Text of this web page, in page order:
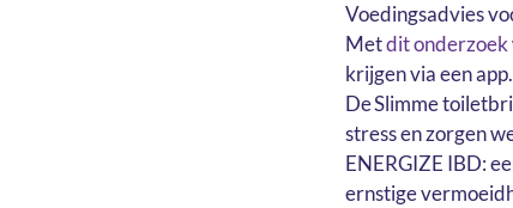
Voedingsadvies
Metdit onderzoek
krijgen via een app.
De Slimme
stress en zorgen
ENERGIZE IBD:
ernstige